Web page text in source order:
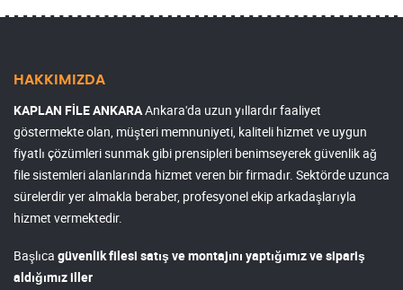
HAKKIMIZDA
KAPLAN FİLE ANKARAAnkara'da uzun yıllardır faaliyet
göstermekte olan, müşteri memnuniyeti, kaliteli hizmet ve uygun
fiyatlı çözümleri sunmak gibi prensipleri benimseyerek güvenlik ağ
file sistemleri alanlarında hizmet veren bir firmadır. Sektörde uzunca
sürelerdir yer almakla beraber, profesyonel ekip arkadaşlarıyla
hizmet vermektedir.
Başlıca güvenlik filesi satış ve montajını yaptığımız ve sipariş
aldığımız iller